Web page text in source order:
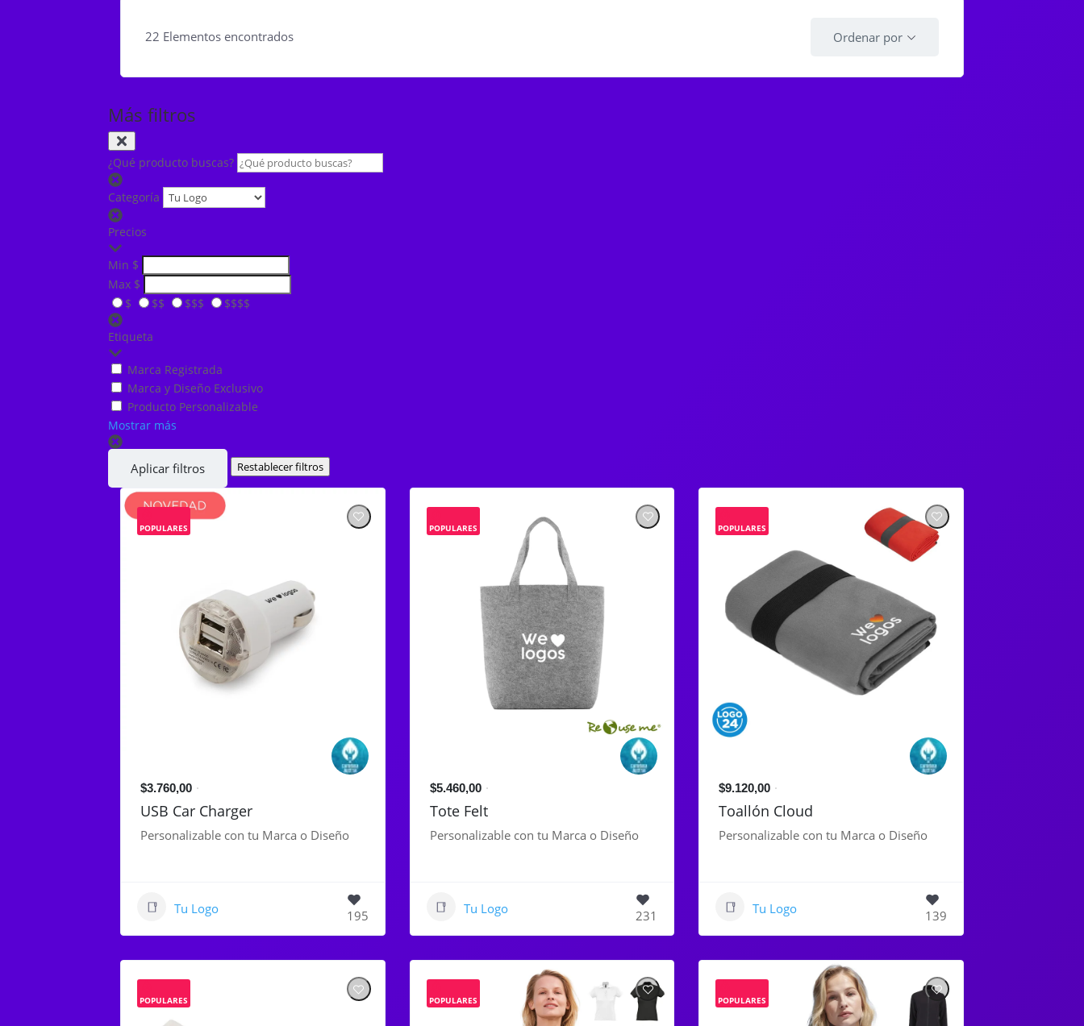
22 Elementos encontrados Ordenar por
Más filtros
¿Qué producto buscas?
Categoría
Precios
Min $
Max $
$
$$ $$$ $$$$
Etiqueta
Marca Registrada
Marca y Diseño Exclusivo
Producto Personalizable
Mostrar más
Aplicar filtros Restablecer filtros
POPULARES
$3.760,00
USB Car Charger
Personalizable con tu Marca o Diseño
Tu Logo 195
POPULARES
$5.460,00
Tote Felt
Personalizable con tu Marca o Diseño
Tu Logo 231
POPULARES
$9.120,00
Toallón Cloud
Personalizable con tu Marca o Diseño
Tu Logo 139
POPULARES POPULARES POPULARES